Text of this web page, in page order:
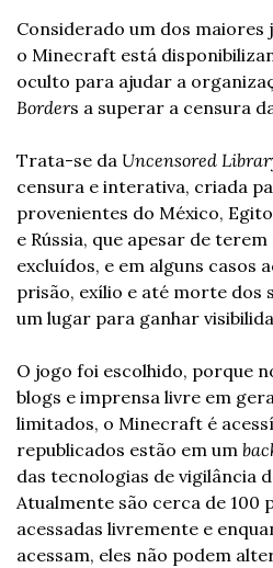
Considerado um dos maiores
o Minecraft está
oculto para ajudar a
Borders a superar a censura
Trata-se da Uncensored
censura e interativa, criada
provenientes do México,
e Rússia, que apesar de
excluídos, e em alguns casos
prisão, exílio e até morte dos
um lugar para ganhar
O jogo foi escolhido, porque
blogs e imprensa livre em
limitados, o Minecraft é
republicados estão em um
das tecnologias de vigilância
Atualmente são cerca de 100
acessadas livremente e
acessam, eles não podem